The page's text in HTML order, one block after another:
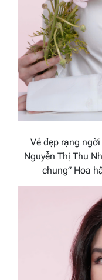
Vẻ đẹp rạng
Nguyễn Thị Thu
chung” Hoa